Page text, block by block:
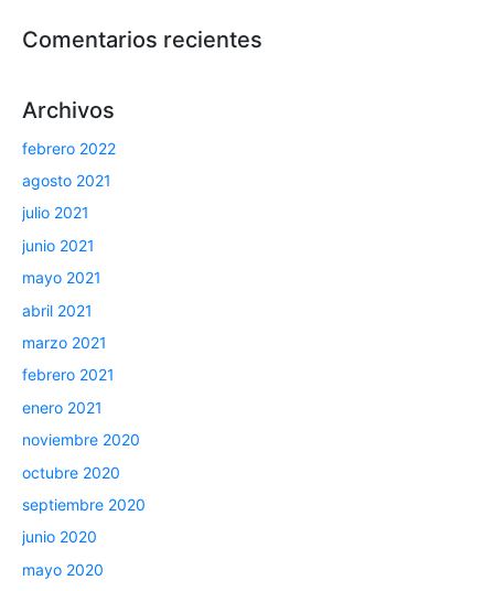
Comentarios recientes
Archivos
febrero 2022
agosto 2021
julio 2021
junio 2021
mayo 2021
abril 2021
marzo 2021
febrero 2021
enero 2021
noviembre 2020
octubre 2020
septiembre 2020
junio 2020
mayo 2020